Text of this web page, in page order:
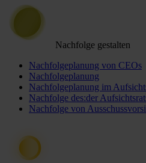
Nachfolge gestalten
Nachfolgeplanung von CEOs
Nachfolgeplanung
Nachfolgeplanung im
Nachfolge des:der
Nachfolge von